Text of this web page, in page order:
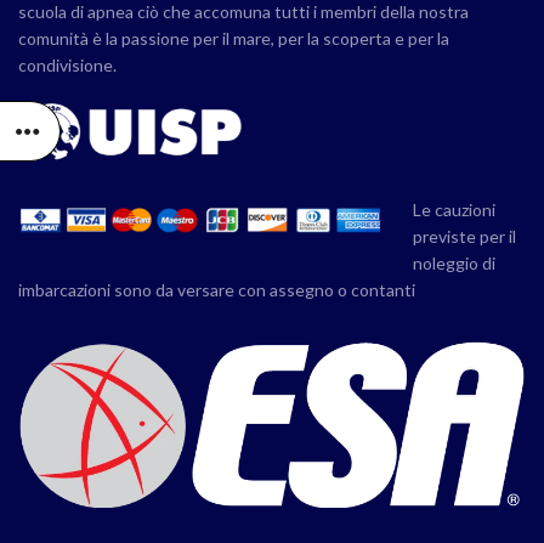
scuola di apnea ciò che accomuna tutti i membri della nostra
comunità è la passione per il mare, per la scoperta e per la
condivisione.
Le cauzioni
previste per il
noleggio di
imbarcazioni sono da versare con assegno o contanti